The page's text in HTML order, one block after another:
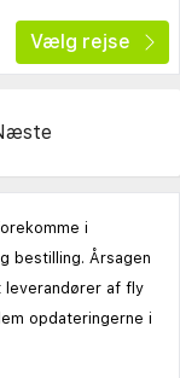
Vælg rejse
i
bestilling. Årsagen
leverandører af fly
opdateringerne i